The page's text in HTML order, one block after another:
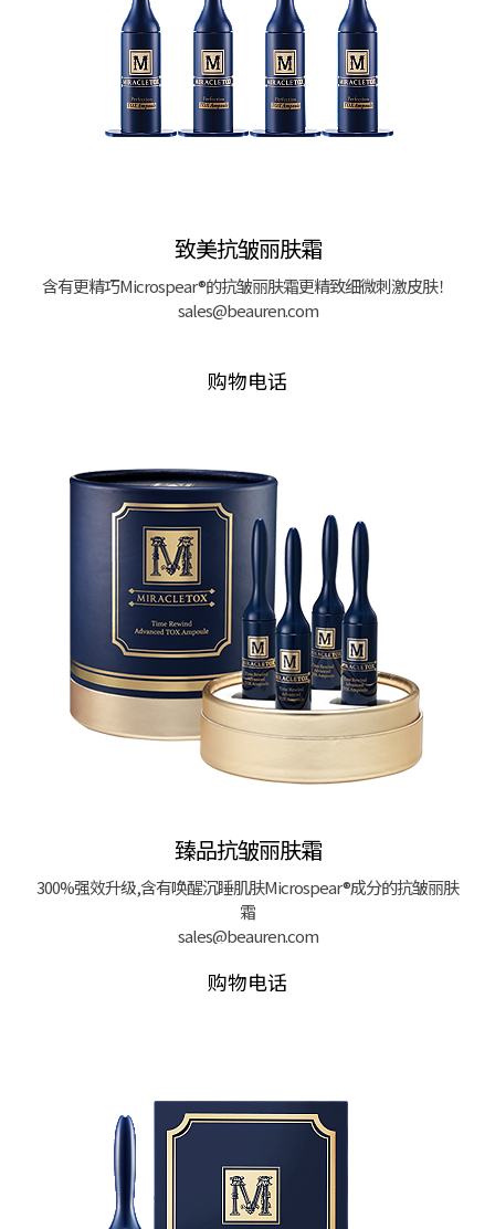
致美抗皱丽肤霜
含有更精巧Microspear®的抗皱丽肤霜更精致细微刺激皮肤！
sales@beauren.com
购物电话
臻品抗皱丽肤霜
300%强效升级,含有唤醒沉睡肌肤Microspear®成分的抗皱丽肤
霜
sales@beauren.com
购物电话